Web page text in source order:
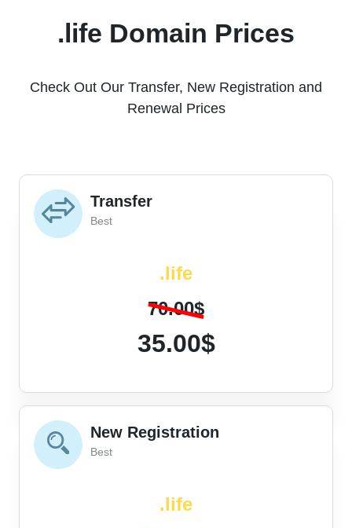
.life Domain Prices
Check Out Our Transfer, New Registration and
Renewal Prices
Transfer
Best
.life
70.00$
35.00$
New Registration
Best
.life